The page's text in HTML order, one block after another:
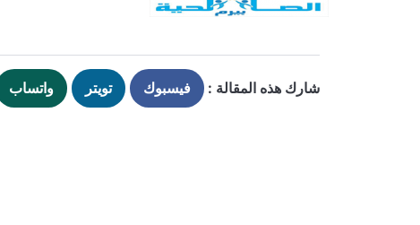
شارك هذه المقالة : فيسبوك تويتر واتساب